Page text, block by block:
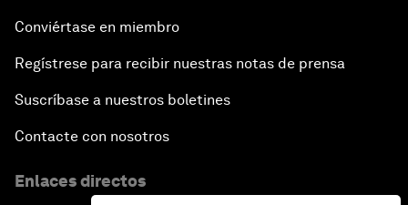
Conviértase en miembro
Regístrese para recibir nuestras notas de prensa
Suscríbase a nuestros boletines
Contacte con nosotros
Enlaces directos